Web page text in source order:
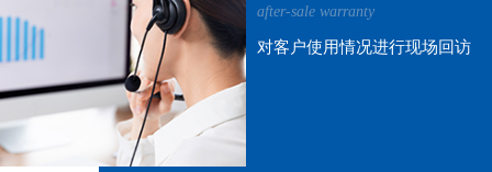
after-sale warranty
对客户使用情况进行现场回访